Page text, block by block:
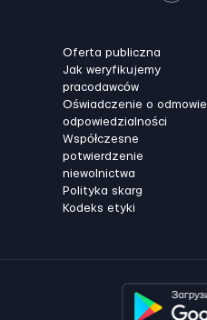
Oferta publiczna
Jak weryfikujemy
pracodawców
Oświadczenie o odmowie
odpowiedzialności
Współczesne
potwierdzenie
niewolnictwa
Polityka skarg
Kodeks etyki